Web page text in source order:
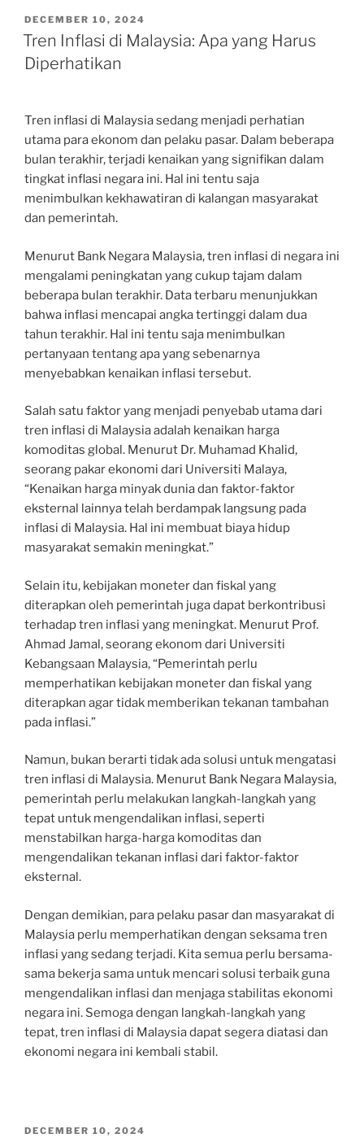
POSTED
ON
DECEMBER 10, 2024
Tren Inflasi di Malaysia: Apa yang Harus
Diperhatikan
Tren inflasi di Malaysia sedang menjadi perhatian
utama para ekonom dan pelaku pasar. Dalam beberapa
bulan terakhir, terjadi kenaikan yang signifikan dalam
tingkat inflasi negara ini. Hal ini tentu saja
menimbulkan kekhawatiran di kalangan masyarakat
dan pemerintah.
Menurut Bank Negara Malaysia, tren inflasi di negara ini
mengalami peningkatan yang cukup tajam dalam
beberapa bulan terakhir. Data terbaru menunjukkan
bahwa inflasi mencapai angka tertinggi dalam dua
tahun terakhir. Hal ini tentu saja menimbulkan
pertanyaan tentang apa yang sebenarnya
menyebabkan kenaikan inflasi tersebut.
Salah satu faktor yang menjadi penyebab utama dari
tren inflasi di Malaysia adalah kenaikan harga
komoditas global. Menurut Dr. Muhamad Khalid,
seorang pakar ekonomi dari Universiti Malaya,
“Kenaikan harga minyak dunia dan faktor-faktor
eksternal lainnya telah berdampak langsung pada
inflasi di Malaysia. Hal ini membuat biaya hidup
masyarakat semakin meningkat.”
Selain itu, kebijakan moneter dan fiskal yang
diterapkan oleh pemerintah juga dapat berkontribusi
terhadap tren inflasi yang meningkat. Menurut Prof.
Ahmad Jamal, seorang ekonom dari Universiti
Kebangsaan Malaysia, “Pemerintah perlu
memperhatikan kebijakan moneter dan fiskal yang
diterapkan agar tidak memberikan tekanan tambahan
pada inflasi.”
Namun, bukan berarti tidak ada solusi untuk mengatasi
tren inflasi di Malaysia. Menurut Bank Negara Malaysia,
pemerintah perlu melakukan langkah-langkah yang
tepat untuk mengendalikan inflasi, seperti
menstabilkan harga-harga komoditas dan
mengendalikan tekanan inflasi dari faktor-faktor
eksternal.
Dengan demikian, para pelaku pasar dan masyarakat di
Malaysia perlu memperhatikan dengan seksama tren
inflasi yang sedang terjadi. Kita semua perlu bersama-
sama bekerja sama untuk mencari solusi terbaik guna
mengendalikan inflasi dan menjaga stabilitas ekonomi
negara ini. Semoga dengan langkah-langkah yang
tepat, tren inflasi di Malaysia dapat segera diatasi dan
ekonomi negara ini kembali stabil.
POSTED
DECEMBER 10, 2024